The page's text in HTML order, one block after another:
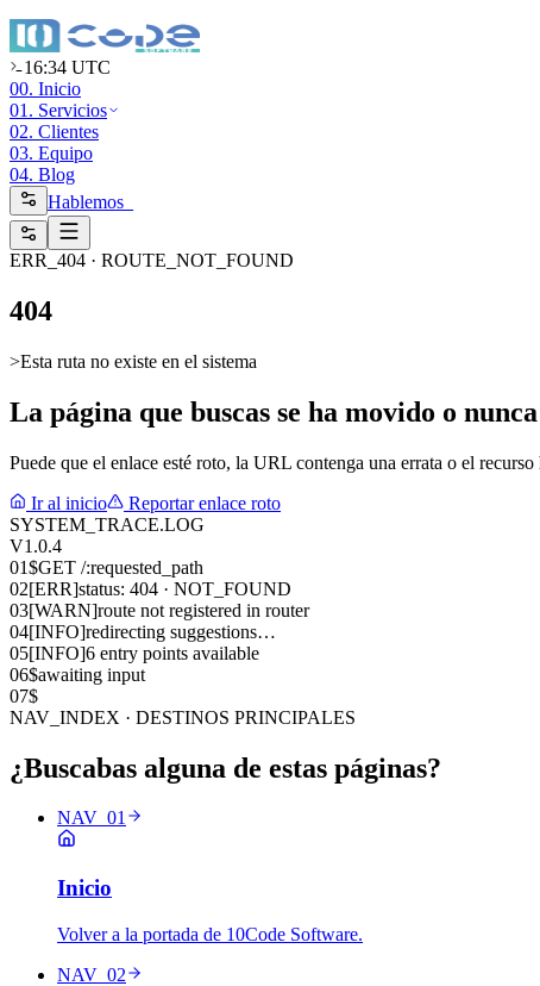
16:34 UTC
00. Inicio
01. Servicios
02. Clientes
03. Equipo
04. Blog
Hablemos_
ERR_404 · ROUTE_NOT_FOUND
404
>Esta ruta no existe en el sistema
La página que buscas se ha movido o
Puede que el enlace esté roto, la URL contenga una errata o el
Ir al inicio
Reportar enlace roto
SYSTEM_TRACE.LOG
V1.0.4
01$GET /:requested_path
02[ERR]status: 404 · NOT_FOUND
03[WARN]route not registered in router
04[INFO]redirecting suggestions…
05[INFO]6 entry points available
06$awaiting input
07$
NAV_INDEX · DESTINOS PRINCIPALES
¿Buscabas alguna de estas páginas?
NAV_01
Inicio
Volver a la portada de 10Code Software.
NAV_02